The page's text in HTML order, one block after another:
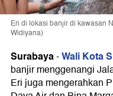
Eri di lokasi banjir di kawasan
Widiyana)
Surabaya-Wali Kota
banjir menggenangi
Eri juga mengerahkan